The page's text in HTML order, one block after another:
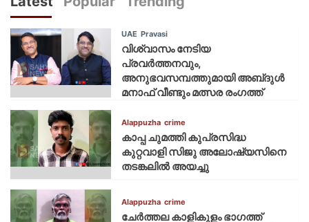
UAE Pravasi
വിശ്വാസം നേടിയ
പ്രവർത്തനവും,
അനുഭവസമ്പത്തുമായി അബ്‌ദുൾ
മനാഫ് വീണ്ടും മത്സര രംഗത്ത്
Alappuzha crime
കാപ്പ ചുമത്തി കുപ്രസിദ്ധ
കുറ്റവാളി സിജു അലോഷ്യസിനെ
തടങ്കലിൽ അയച്ചു
Alappuzha crime
ചേർത്തല കാളികുളം ഭാഗത്ത്